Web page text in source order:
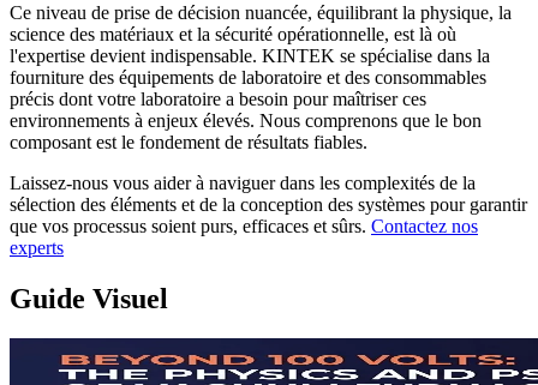
Ce niveau de prise de décision nuancée, équilibrant la physique, la
science des matériaux et la sécurité opérationnelle, est là où
l'expertise devient indispensable. KINTEK se spécialise dans la
fourniture des équipements de laboratoire et des consommables
précis dont votre laboratoire a besoin pour maîtriser ces
environnements à enjeux élevés. Nous comprenons que le bon
composant est le fondement de résultats fiables.
Laissez-nous vous aider à naviguer dans les complexités de la
sélection des éléments et de la conception des systèmes pour garantir
que vos processus soient purs, efficaces et sûrs. Contactez nos
experts
Guide Visuel